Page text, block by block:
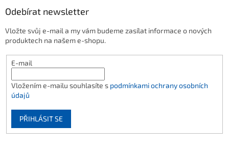
Odebírat newsletter
Vložte svůj e-mail a my vám budeme zasílat informace o nových
produktech na našem e-shopu.
E-mail
Vložením e-mailu souhlasíte s podmínkami ochrany osobních
údajů
PŘIHLÁSIT SE